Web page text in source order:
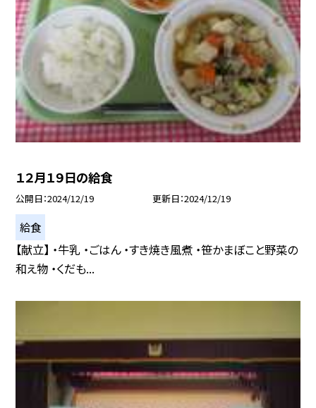
１２月１９日の給食
公開日 2024/12/19 更新日 2024/12/19
給食
【献立】 ・牛乳 ・ごはん ・すき焼き風煮 ・笹かまぼこと野菜の
和え物 ・くだも...